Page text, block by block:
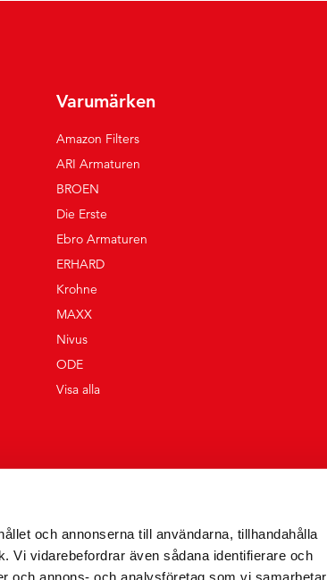
och annonserna till användarna, tillhandahålla
Vi vidarebefordrar även sådana identifierare och
och annons- och analysföretag som vi samarbetar
Varumärken
Amazon Filters
ARI Armaturen
BROEN
Die Erste
Ebro Armaturen
ERHARD
Krohne
MAXX
Nivus
ODE
Visa alla